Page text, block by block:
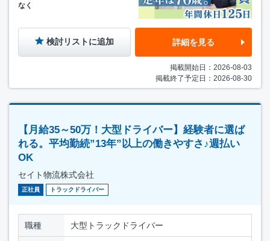
なく
検討リストに追加 詳細を見る
掲載開始日：2026-08-03
掲載終了予定日：2026-08-30
【月給35～50万！大型ドライバー】経験者に選ば
れる。平均勤続”13年”以上の働きやすさ♪週払い
OK
セイト物流株式会社
正社員 トラックドライバー
職種 大型トラックドライバー